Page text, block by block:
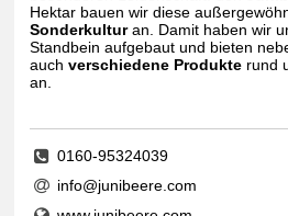
Hektar bauen wir diese
Sonderkulturan. Damit haben wir
Standbein aufgebaut und bieten
auchverschiedene Produkte rund
an.
0160-95324039
info@junibeere.com